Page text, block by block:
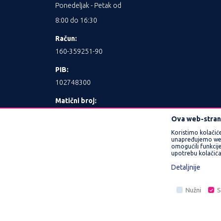
Ponedeljak - Petak od
8:00 do 16:30
Račun:
160-359251-90
PIB:
102748300
Matični broj:
Nastojimo da budemo što precizniji u
prikazani na sajtu su deo naše ponude i
Ova web-
Koristimo
unapređujemo
omogućili
upotrebu
Detaljnije
Nužni